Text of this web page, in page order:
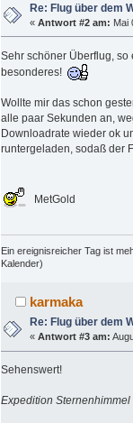
Re: Flug über dem
«Antwort #2 am: Mai
Sehr schöner Überflug,
besonderes!
Wollte mir das schon
alle paar Sekunden an,
Downloadrate wieder ok
runtergeladen, sodaß der
MetGold
Ein ereignisreicher Tag ist
Kalender)
karmaka
Re: Flug über dem
«Antwort #3 am:
Sehenswert!
Expedition